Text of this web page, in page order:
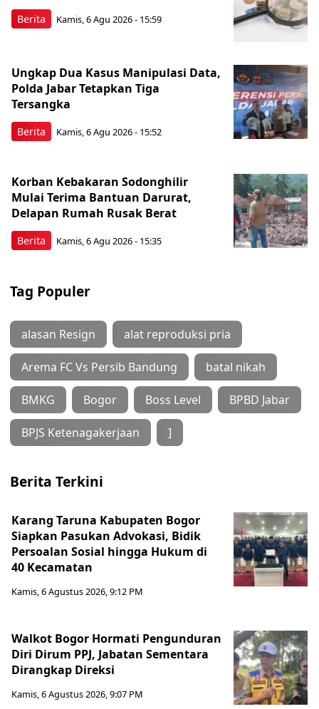
Berita Kamis, 6 Agu 2026 - 15:59
Berita
Ungkap Dua Kasus Manipulasi Data,
Polda Jabar Tetapkan Tiga
Tersangka
Kamis, 6 Agu 2026 - 15:52
Berita
Korban Kebakaran Sodonghilir
Mulai Terima Bantuan Darurat,
Delapan Rumah Rusak Berat
Kamis, 6 Agu 2026 - 15:35
Tag Populer
alasan Resign alat reproduksi pria
Arema FC Vs Persib Bandung batal nikah
BMKG Bogor Boss Level BPBD Jabar
BPJS Ketenagakerjaan ]
Berita Terkini
Karang Taruna Kabupaten Bogor
Siapkan Pasukan Advokasi, Bidik
Persoalan Sosial hingga Hukum di
40 Kecamatan
Kamis, 6 Agustus 2026, 9:12 PM
Walkot Bogor Hormati Pengunduran
Diri Dirum PPJ, Jabatan Sementara
Dirangkap Direksi
Kamis, 6 Agustus 2026, 9:07 PM